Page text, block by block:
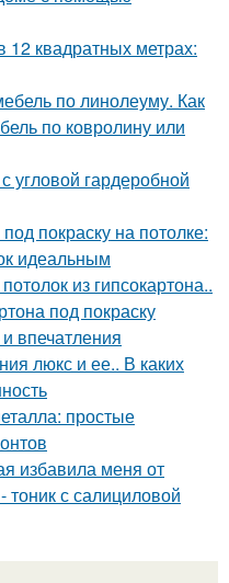
квадратных метрах:
по линолеуму. Как
по ковролину или
угловой гардеробной
покраску на потолке:
идеальным
из гипсокартона..
под покраску
впечатления
люкс и ее.. В каких
простые
избавила меня от
с салициловой